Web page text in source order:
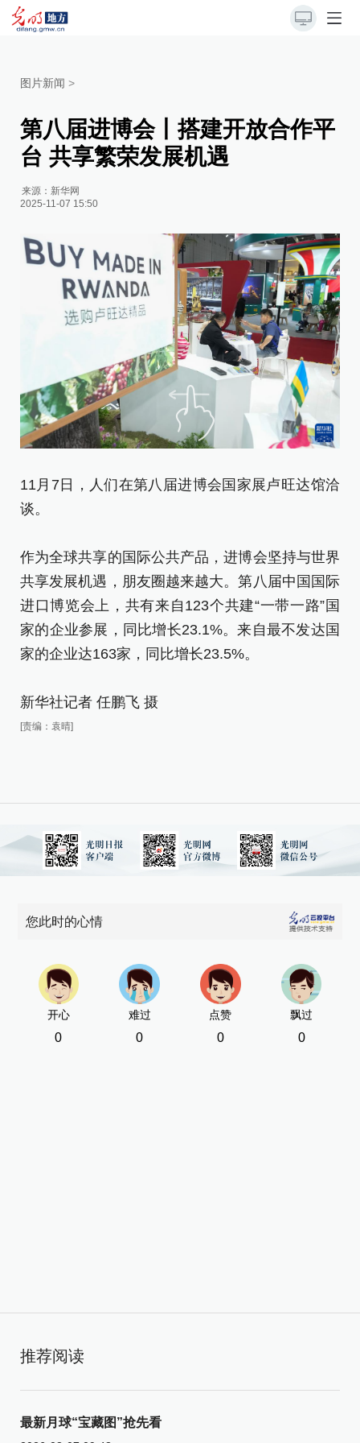
图片新闻 >
第八届进博会丨搭建开放合作平
台 共享繁荣发展机遇
来源： 新华网
2025-11-07 15:50
11月7日，人们在第八届进博会国家展卢旺达馆洽
谈。
作为全球共享的国际公共产品，进博会坚持与世界
共享发展机遇，朋友圈越来越大。第八届中国国际
进口博览会上，共有来自123个共建“一带一路”国
家的企业参展，同比增长23.1%。来自最不发达国
家的企业达163家，同比增长23.5%。
新华社记者 任鹏飞 摄
[责编：袁晴]
您此时的心情
开心
0
难过
0
点赞
0
飘过
0
推荐阅读
最新月球“宝藏图”抢先看